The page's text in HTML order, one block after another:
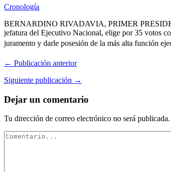
Cronología
BERNARDINO RIVADAVIA, PRIMER
jefatura del Ejecutivo Nacional, elige por 35 votos
juramento y darle posesión de la más alta función
← Publicación anterior
Siguiente publicación →
Dejar un comentario
Tu dirección de correo electrónico no será publicada.